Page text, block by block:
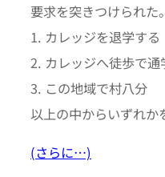
要求を突きつけられた。
1. カレッジを退学する
2. カレッジへ徒歩で通
3. この地域で村八分
以上の中からいずれか
(さらに…)